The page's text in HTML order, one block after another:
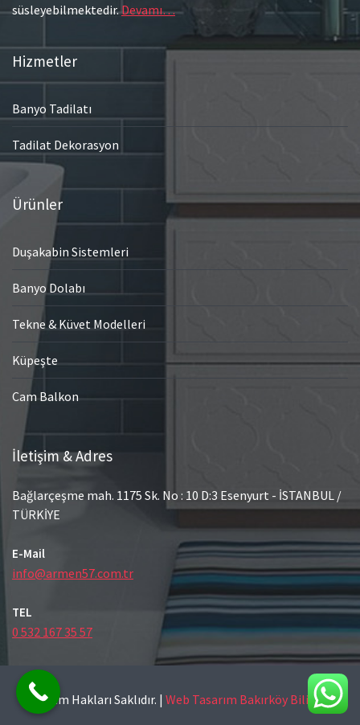
süsleyebilmektedir.Devamı…
Hizmetler
Banyo Tadilatı
Tadilat Dekorasyon
Ürünler
Duşakabin Sistemleri
Banyo Dolabı
Tekne & Küvet Modelleri
Küpeşte
Cam Balkon
İletişim & Adres
Bağlarçeşme mah. 1175 Sk. No : 10 D:3 Esenyurt - İSTANBUL /
TÜRKİYE
E-Mail
info@armen57.com.tr
TEL
0 532 167 35 57
© Tüm Hakları Saklıdır. | Web Tasarım Bakırköy Bilişim